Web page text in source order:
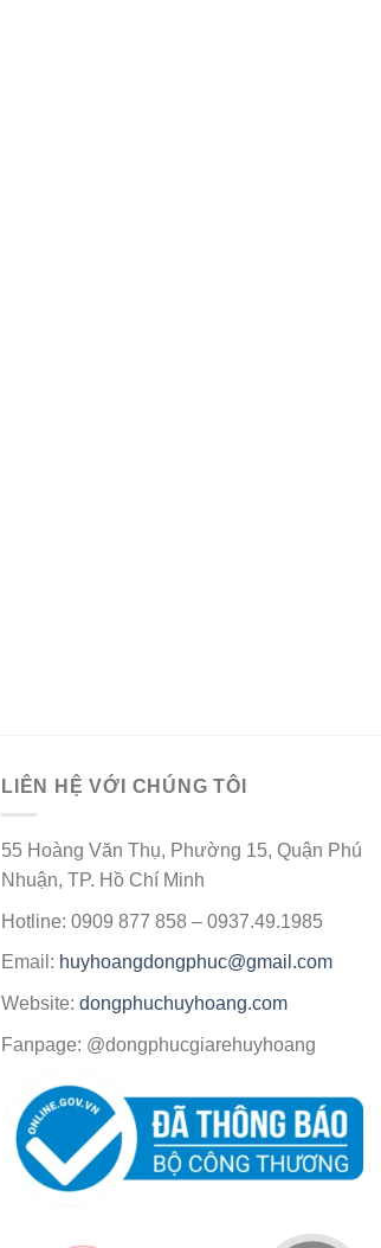
LIÊN HỆ VỚI CHÚNG TÔI
55 Hoàng Văn Thụ, Phường 15, Quận Phú
Nhuận, TP. Hồ Chí Minh
Hotline: 0909 877 858 – 0937.49.1985
Email: huyhoangdongphuc@gmail.com
Website: dongphuchuyhoang.com
Fanpage: @dongphucgiarehuyhoang